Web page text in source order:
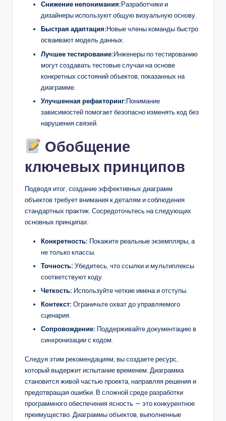
Снижение непонимания:Разработчики и
дизайнеры используют общую визуальную основу.
Быстрая адаптация:Новые члены команды быстро
осваивают модель данных.
Лучшее тестирование:Инженеры по тестированию
могут создавать тестовые случаи на основе
конкретных состояний объектов, показанных на
диаграмме.
Улучшенная рефакторинг:Понимание
зависимостей помогает безопасно изменять код без
нарушения связей.
Обобщение
ключевых принципов
Подводя итог, создание эффективных диаграмм
объектов требует внимания к деталям и соблюдения
стандартных практик. Сосредоточьтесь на следующих
основных принципах:
Конкретность: Покажите реальные экземпляры, а
не только классы.
Точность: Убедитесь, что ссылки и мультиплексы
соответствуют коду.
Четкость: Используйте четкие имена и отступы.
Контекст: Ограничьте охват до управляемого
сценария.
Сопровождение: Поддерживайте документацию в
синхронизации с кодом.
Следуя этим рекомендациям, вы создаете ресурс,
который выдержит испытание временем. Диаграмма
становится живой частью проекта, направляя решения и
предотвращая ошибки. В сложной среде разработки
программного обеспечения ясность — это конкурентное
преимущество. Диаграммы объектов, выполненные